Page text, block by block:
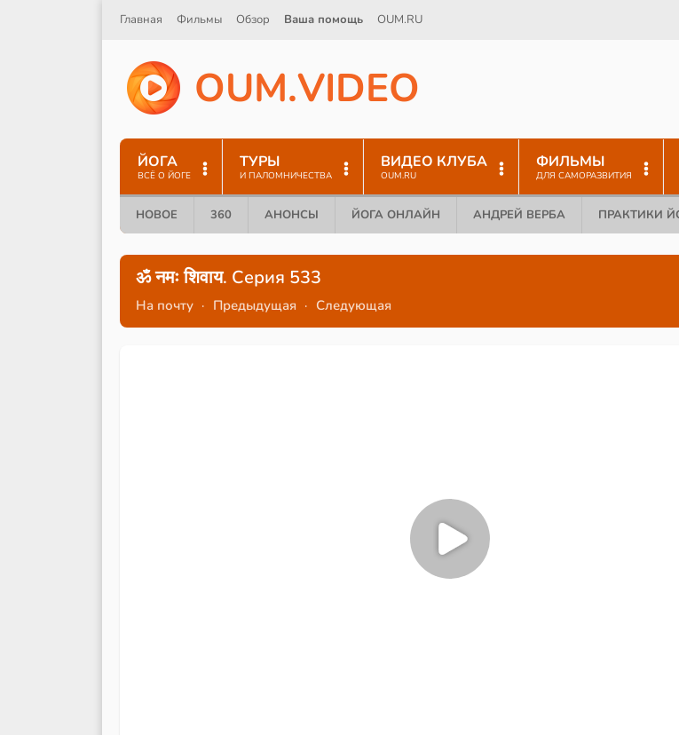
Главная Фильмы Обзор Ваша помощь OUM.RU
OUM.VIDEO
ЙОГА
ВСЁ О ЙОГЕ
ТУРЫ
И ПАЛОМНИЧЕСТВА
ВИДЕО КЛУБА
OUM.RU
ФИЛЬМЫ
ДЛЯ САМОРАЗВИТИЯ
НОВОЕ 360 АНОНСЫ ЙОГА ОНЛАЙН АНДРЕЙ ВЕРБА ПРАКТИКИ
ॐ नमः शिवाय. Серия 533
На почту · Предыдущая · Следующая